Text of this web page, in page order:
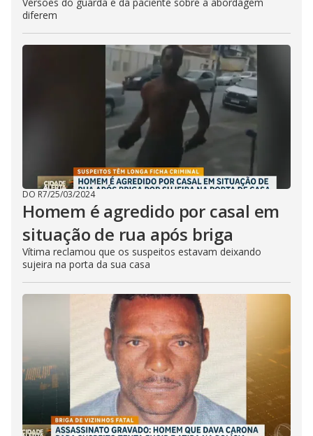
diferem
DO R7/25/03/2024
Homem é agredido por casal em
situação de rua após briga
Vítima reclamou que os suspeitos estavam deixando
sujeira na porta da sua casa